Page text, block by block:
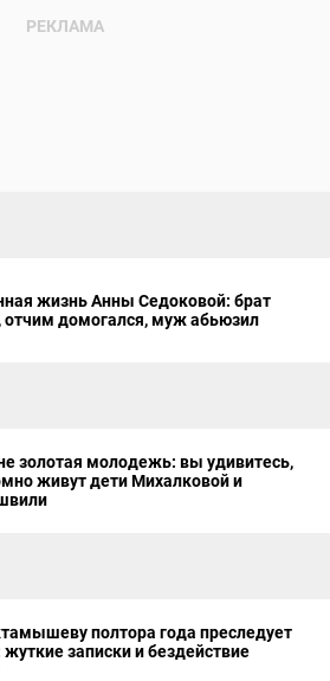
жизнь Анны Седоковой: брат
отчим домогался, муж абьюзил
золотая молодежь: вы удивитесь,
живут дети Михалковой и
полтора года преследует
жуткие записки и бездействие